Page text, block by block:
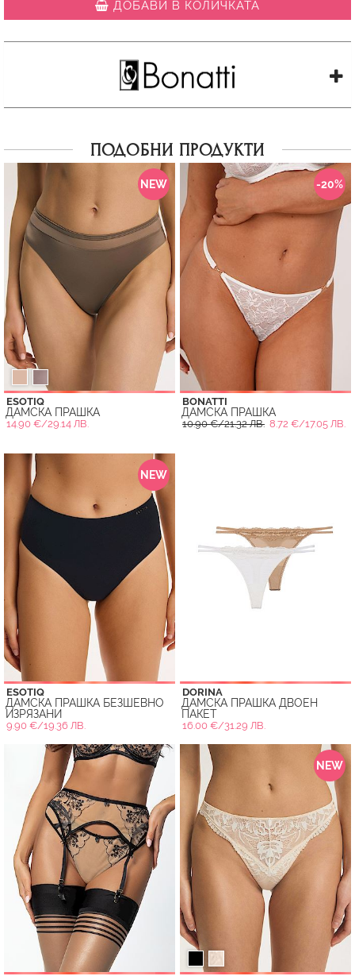
ДОБАВИ В КОЛИЧКАТА
ПОДОБНИ ПРОДУКТИ
NEW
ESOTIQ
ДАМСКА ПРАШКА
14.90 €/29.14 ЛВ.
-20%
BONATTI
ДАМСКА ПРАШКА
10.90 €/21.32 ЛВ. 8.72 €/17.05 ЛВ.
NEW
ESOTIQ
ДАМСКА ПРАШКА БЕЗШЕВНО
ИЗРЯЗАНИ
9.90 €/19.36 ЛВ.
DORINA
ДАМСКА ПРАШКА ДВОЕН
ПАКЕТ
16.00 €/31.29 ЛВ.
NEW